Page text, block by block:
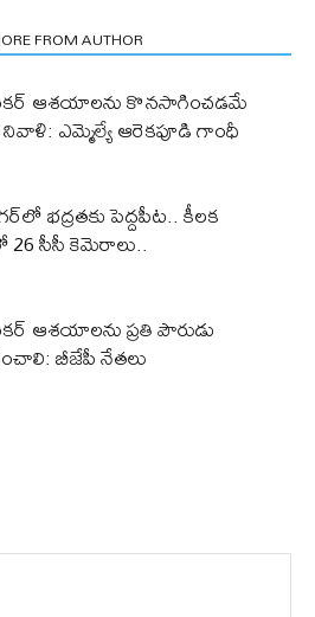
FROM AUTHOR
ఆశయాలను కొనసాగించడమే
ఎమ్మెల్యే ఆరెక‌పూడి గాంధీ
భద్రతకు పెద్దపీట.. కీలక
26 సీసీ కెమెరాలు..
ఆశయాలను ప్రతి పౌరుడు
బీజేపీ నేతలు